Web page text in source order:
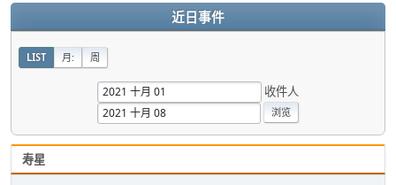
近日事件
LIST 月: 周
收件人
寿星